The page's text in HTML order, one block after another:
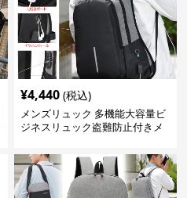
¥4,440 (税込)
メンズリュック 多機能大容量ビ
ジネスリュック盗難防止付きメ